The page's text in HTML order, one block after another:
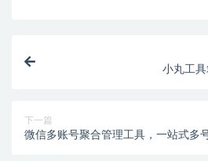
小丸工
下一篇
微信多账号聚合管理工具，一站式多